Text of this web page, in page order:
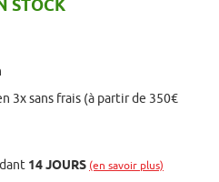
STOCK
3x sans frais (à partir de 350€
14 JOURS (en savoir plus)